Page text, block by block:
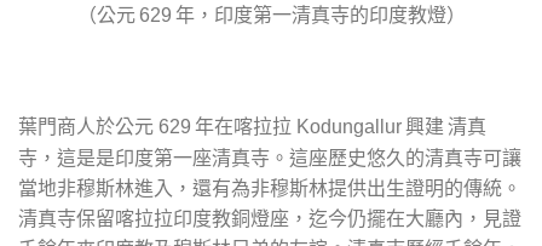
（公元629 年，印度第一清真寺的印度教燈）
葉門商人於公元 629 年在喀拉拉 Kodungallur興建 清真
寺，這是是印度第一座清真寺。這座歷史悠久的清真寺可讓
當地非穆斯林進入，還有為非穆斯林提供出生證明的傳統。
清真寺保留喀拉拉印度教銅燈座，迄今仍擺在大廳內，見證